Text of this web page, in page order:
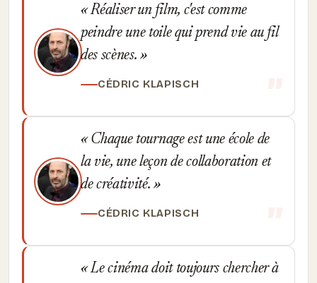
Réaliser un film, c'est comme
peindre une toile qui prend vie au fil
des scènes.
CÉDRIC KLAPISCH
Chaque tournage est une école de
la vie, une leçon de collaboration et
de créativité.
CÉDRIC KLAPISCH
Le cinéma doit toujours chercher à